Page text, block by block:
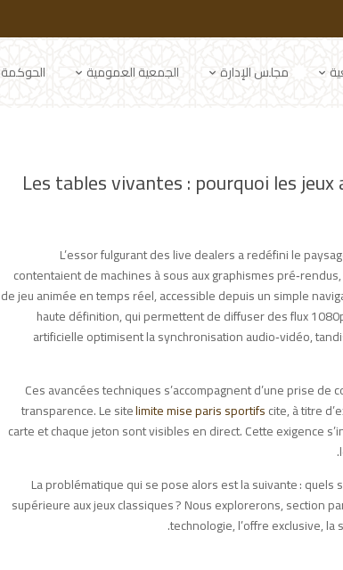
مجلس الإدارة الجمعية العمومية الحوكمة
Les tables vivantes : pourquoi les
L’essor fulgurant des live dealers a redéfini le
contentaient de machines à sous aux graphismes
de jeu animée en temps réel, accessible depuis un simple
haute définition, qui permettent de diffuser des flux
artificielle optimisent la synchronisation audio‑vidéo,
Ces avancées techniques s’accompagnent d’une prise
transparence. Le sitelimite mise paris sportifscite, à titre
carte et chaque jeton sont visibles en direct. Cette exigence
La problématique qui se pose alors est la suivante :
supérieure aux jeux classiques ? Nous explorerons, section
technologie, l’offre exclusive,